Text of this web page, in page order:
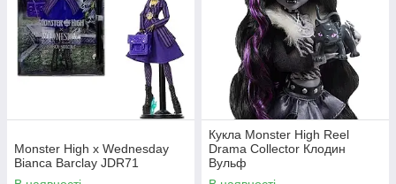
Monster High x Wednesday
Bianca Barclay JDR71
Кукла Monster High Reel
Drama Collector Клодин
Вульф